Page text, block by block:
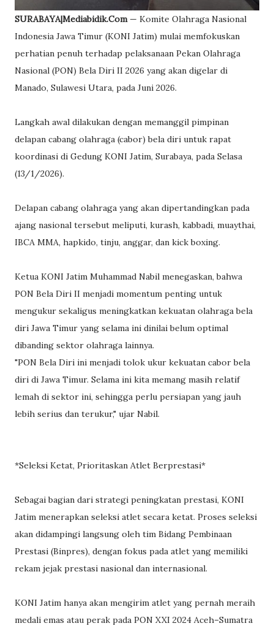
SURABAYA|Mediabidik.Com— Komite Olahraga Nasional
Indonesia Jawa Timur (KONI Jatim) mulai memfokuskan
perhatian penuh terhadap pelaksanaan Pekan Olahraga
Nasional (PON) Bela Diri II 2026 yang akan digelar di
Manado, Sulawesi Utara, pada Juni 2026.
Langkah awal dilakukan dengan memanggil pimpinan
delapan cabang olahraga (cabor) bela diri untuk rapat
koordinasi di Gedung KONI Jatim, Surabaya, pada Selasa
(13/1/2026).
Delapan cabang olahraga yang akan dipertandingkan pada
ajang nasional tersebut meliputi, kurash, kabbadi, muaythai,
IBCA MMA, hapkido, tinju, anggar, dan kick boxing.
Ketua KONI Jatim Muhammad Nabil menegaskan, bahwa
PON Bela Diri II menjadi momentum penting untuk
mengukur sekaligus meningkatkan kekuatan olahraga bela
diri Jawa Timur yang selama ini dinilai belum optimal
dibanding sektor olahraga lainnya.
"PON Bela Diri ini menjadi tolok ukur kekuatan cabor bela
diri di Jawa Timur. Selama ini kita memang masih relatif
lemah di sektor ini, sehingga perlu persiapan yang jauh
lebih serius dan terukur," ujar Nabil.
*Seleksi Ketat, Prioritaskan Atlet Berprestasi*
Sebagai bagian dari strategi peningkatan prestasi, KONI
Jatim menerapkan seleksi atlet secara ketat. Proses seleksi
akan didampingi langsung oleh tim Bidang Pembinaan
Prestasi (Binpres), dengan fokus pada atlet yang memiliki
rekam jejak prestasi nasional dan internasional.
KONI Jatim hanya akan mengirim atlet yang pernah meraih
medali emas atau perak pada PON XXI 2024 Aceh–Sumatra